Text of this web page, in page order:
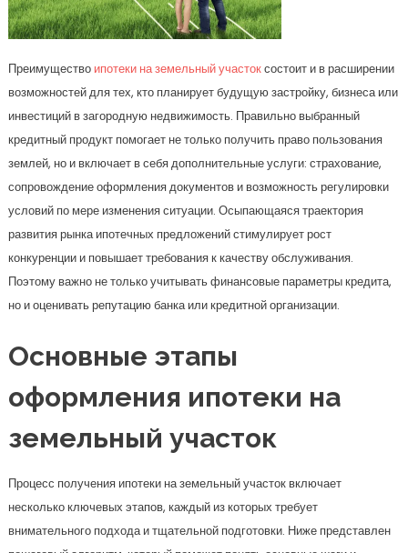
Преимущество ипотеки на земельный участоксостоит и в расширении
возможностей для тех, кто планирует будущую застройку, бизнеса или
инвестиций в загородную недвижимость. Правильно выбранный
кредитный продукт помогает не только получить право пользования
землей, но и включает в себя дополнительные услуги: страхование,
сопровождение оформления документов и возможность регулировки
условий по мере изменения ситуации. Осыпающаяся траектория
развития рынка ипотечных предложений стимулирует рост
конкуренции и повышает требования к качеству обслуживания.
Поэтому важно не только учитывать финансовые параметры кредита,
но и оценивать репутацию банка или кредитной организации.
Основные этапы
оформления ипотеки на
земельный участок
Процесс получения ипотеки на земельный участок включает
несколько ключевых этапов, каждый из которых требует
внимательного подхода и тщательной подготовки. Ниже представлен